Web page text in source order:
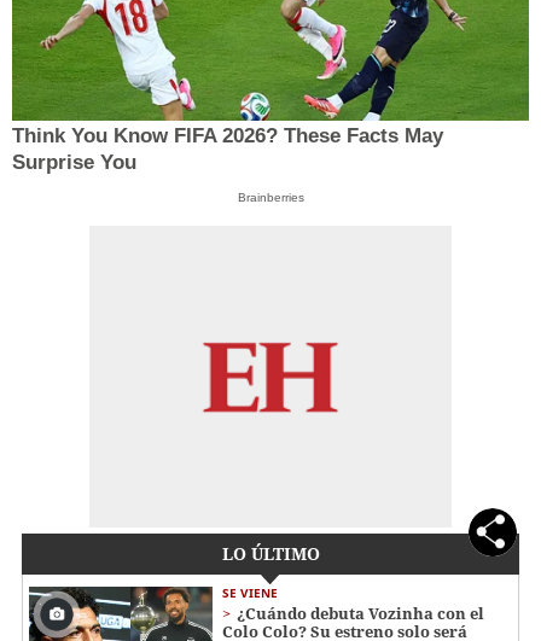
Think You Know FIFA 2026? These Facts May
Surprise You
Brainberries
LO ÚLTIMO
SE VIENE
¿Cuándo debuta Vozinha con el
Colo Colo? Su estreno solo será